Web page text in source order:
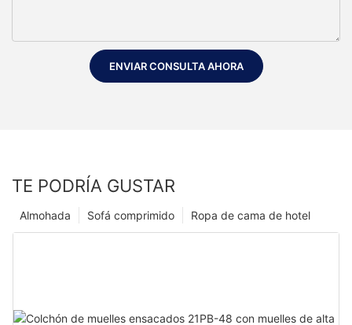
ENVIAR CONSULTA AHORA
TE PODRÍA GUSTAR
Ropa de cama de hotel
Sofá comprimido
Almohada